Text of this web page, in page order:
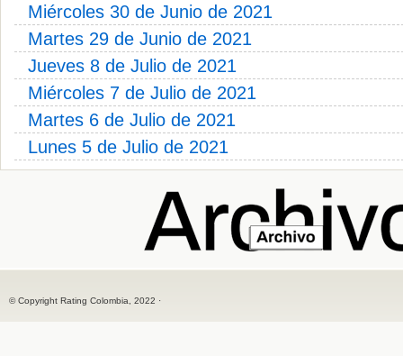
Miércoles 30 de Junio de 2021
Martes 29 de Junio de 2021
Jueves 8 de Julio de 2021
Miércoles 7 de Julio de 2021
Martes 6 de Julio de 2021
Lunes 5 de Julio de 2021
© Copyright Rating Colombia, 2022 ·